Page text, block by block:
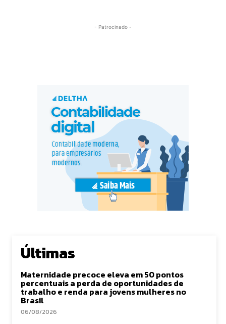
- Patrocinado -
Últimas
Maternidade precoce eleva em 50 pontos
percentuais a perda de oportunidades de
trabalho e renda para jovens mulheres no
Brasil
06/08/2026